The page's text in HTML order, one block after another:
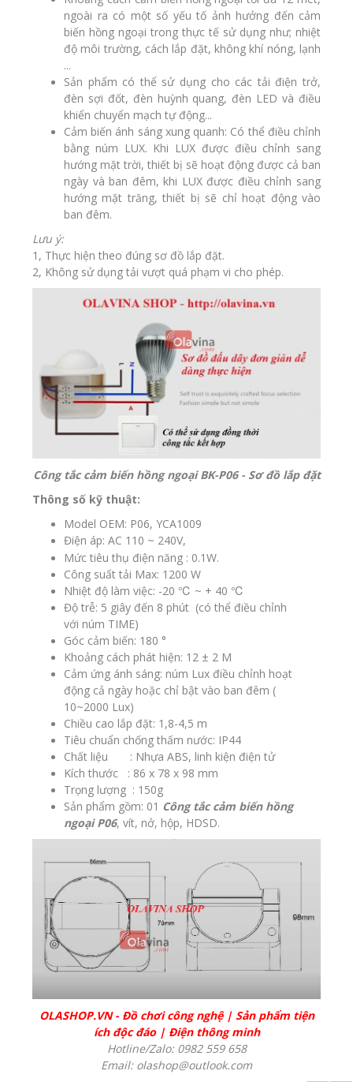
ngoài ra có một số yếu tố ảnh hưởng đến cảm
biến hồng ngoại trong thực tế sử dụng như; nhiệt
độ môi trường, cách lắp đặt, không khí nóng, lạnh
...
Sản phẩm có thể sử dụng cho các tải điện trở,
đèn sợi đốt, đèn huỳnh quang, đèn LED và điều
khiển chuyển mạch tự động...
Cảm biến ánh sáng xung quanh: Có thể điều chỉnh
bằng núm LUX. Khi LUX được điều chỉnh sang
hướng mặt trời, thiết bị sẽ hoạt động được cả ban
ngày và ban đêm, khi LUX được điều chỉnh sang
hướng mặt trăng, thiết bị sẽ chỉ hoạt động vào
ban đêm.
Lưu ý:
1, Thực hiện theo đúng sơ đồ lắp đặt.
2, Không sử dụng tải vượt quá phạm vi cho phép.
Công tắc cảm biến hồng ngoại BK-P06 - Sơ đồ lắp đặt
Thông số kỹ thuật:
Model OEM: P06, YCA1009
Điện áp: AC 110 ~ 240V,
Mức tiêu thụ điện năng : 0.1W.
Công suất tải Max: 1200 W
Nhiệt độ làm việc: -20 ℃ ~ + 40 ℃
Độ trễ: 5 giây đến 8 phút (có thể điều chỉnh
với núm TIME)
Góc cảm biến: 180 °
Khoảng cách phát hiện: 12 ± 2 M
Cảm ứng ánh sáng: núm Lux điều chỉnh hoạt
động cả ngày hoặc chỉ bật vào ban đêm (
10~2000 Lux)
Chiều cao lắp đặt: 1,8-4,5 m
Tiêu chuẩn chống thấm nước: IP44
Chất liệu : Nhựa ABS, linh kiện điện tử
Kích thước : 86 x 78 x 98 mm
Trọng lượng : 150g
Sản phẩm gồm: 01 Công tắc cảm biến hồng
ngoại P06, vít, nở, hộp, HDSD.
OLASHOP.VN- Đồ chơi công nghệ| Sản phẩm tiện
ích độc đáo| Điện thông minh
Hotline/Zalo: 0982 559 658
Email: olashop@outlook.com